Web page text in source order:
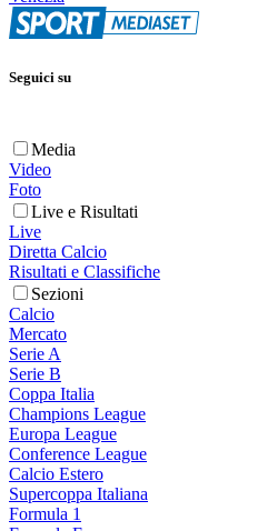
Seguici su
Media
Video
Foto
Live e Risultati
Live
Diretta Calcio
Risultati e Classifiche
Sezioni
Calcio
Mercato
Serie A
Serie B
Coppa Italia
Champions League
Europa League
Conference League
Calcio Estero
Supercoppa Italiana
Formula 1